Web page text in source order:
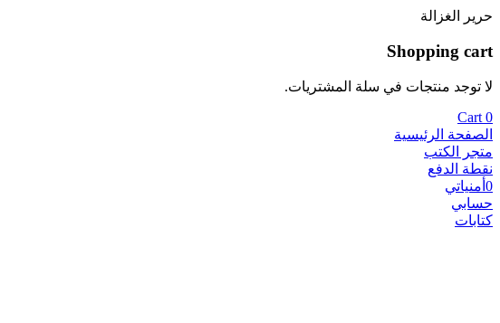
حرير الغزالة
Shopping cart
لا توجد منتجات في سلة المشتريات.
0
Cart
الصفحة الرئيسية
متجر الكتب
نقطة الدفع
0 أمنياتي
حسابي
كتابات